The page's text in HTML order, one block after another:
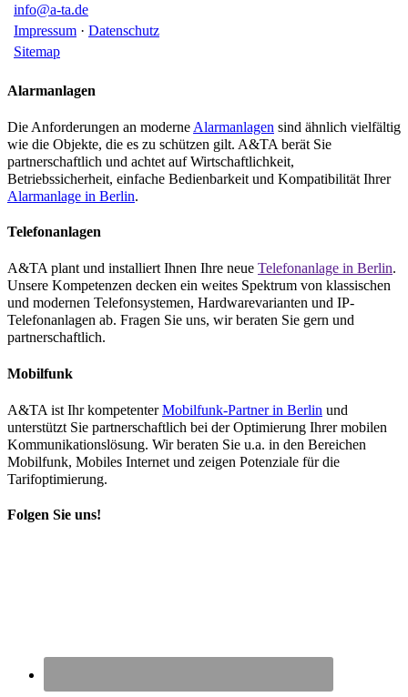
info@a-ta.de
Impressum · Datenschutz
Sitemap
Alarmanlagen
Die Anforderungen an moderne Alarmanlagen sind ähnlich vielfältig
wie die Objekte, die es zu schützen gilt. A&TA berät Sie
partnerschaftlich und achtet auf Wirtschaftlichkeit,
Betriebssicherheit, einfache Bedienbarkeit und Kompatibilität Ihrer
Alarmanlage in Berlin.
Telefonanlagen
A&TA plant und installiert Ihnen Ihre neue Telefonanlage in Berlin.
Unsere Kompetenzen decken ein weites Spektrum von klassischen
und modernen Telefonsystemen, Hardwarevarianten und IP-
Telefonanlagen ab. Fragen Sie uns, wir beraten Sie gern und
partnerschaftlich.
Mobilfunk
A&TA ist Ihr kompetenterMobilfunk-Partner in Berlin und
unterstützt Sie partnerschaftlich bei der Optimierung Ihrer mobilen
Kommunikationslösung. Wir beraten Sie u.a. in den Bereichen
Mobilfunk, Mobiles Internet und zeigen Potenziale für die
Tarifoptimierung.
Folgen Sie uns!